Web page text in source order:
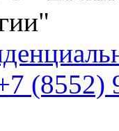
(8552)